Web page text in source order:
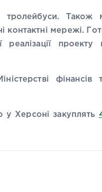
Також
контактні мережі.
проекту
фінансів
у Херсоні закуплять